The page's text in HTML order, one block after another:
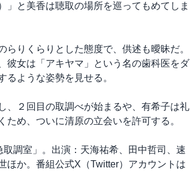
と美香は聴取の場所を巡ってもめてしま
りくらりとした態度で、供述も曖昧だ。
彼女は「アキヤマ」という名の歯科医をダ
ような姿勢を見せる。
、２回目の取調べが始まるや、有希子は礼
め、ついに清原の立会いを許可する。
調室」。出演：天海祐希、田中哲司、速
ほか。番組公式X（Twitter）アカウントは